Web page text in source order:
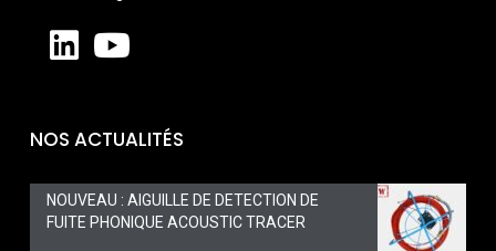
NOS ACTUALITÉS
NOUVEAU : AIGUILLE DE DETECTION DE
FUITE PHONIQUE ACOUSTIC TRACER